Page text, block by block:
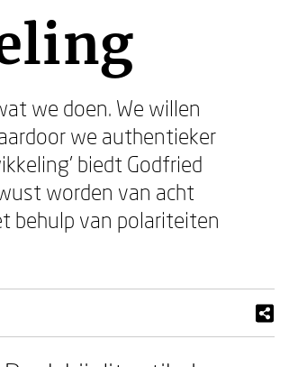
we doen. We willen
we authentieker
biedt Godfried
worden van acht
behulp van polariteiten